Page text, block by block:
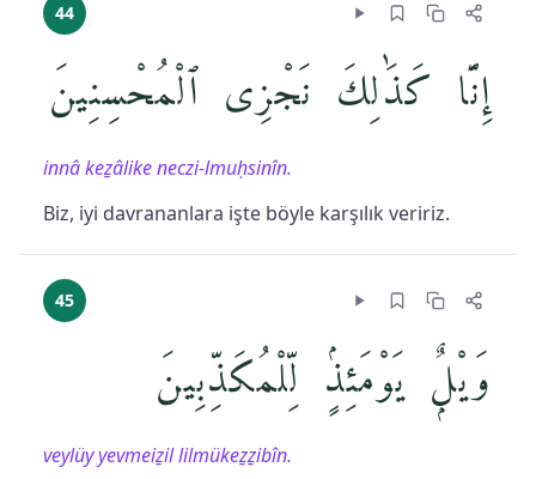
44
إِنَّا كَذَٰلِكَ نَجْزِى ٱلْمُحْسِنِينَ
innâ keẕâlike neczi-lmuḥsinîn.
Biz, iyi davrananlara işte böyle karşılık veririz.
45
وَيْلٌۭ يَوْمَئِذٍۢ لِّلْمُكَذِّبِينَ
veylüy yevmeiẕil lilmükeẕẕibîn.